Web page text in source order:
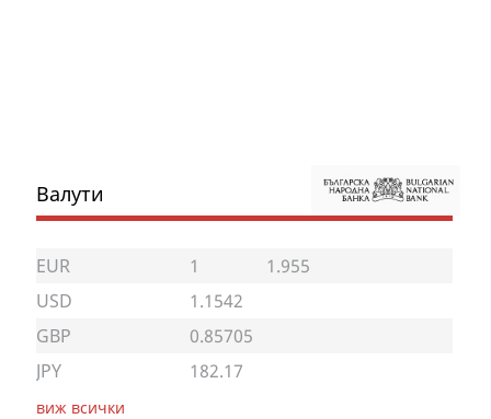
Валути
EUR 1
1.955
USD
1.1542
GBP
0.85705
JPY
182.17
виж всички